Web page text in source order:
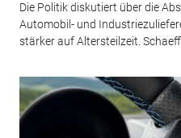
Die Politik diskutiert über die
Automobil- und
stärker auf Altersteilzeit.